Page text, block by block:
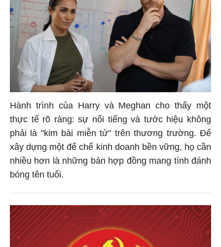
Hành trình của Harry và Meghan cho thấy một
thực tế rõ ràng: sự nổi tiếng và tước hiệu không
phải là "kim bài miễn tử" trên thương trường. Để
xây dựng một đế chế kinh doanh bền vững, họ cần
nhiều hơn là những bản hợp đồng mang tính đánh
bóng tên tuổi.